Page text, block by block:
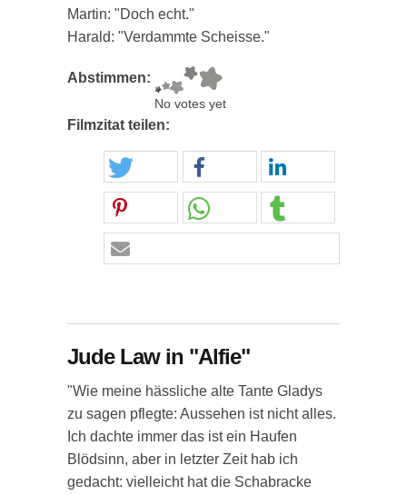
Martin: "Doch echt."
Harald: "Verdammte Scheisse."
Abstimmen:
No votes yet
Filmzitat teilen:
Jude Law in "Alfie"
"Wie meine hässliche alte Tante Gladys
zu sagen pflegte: Aussehen ist nicht alles.
Ich dachte immer das ist ein Haufen
Blödsinn, aber in letzter Zeit hab ich
gedacht: vielleicht hat die Schabracke